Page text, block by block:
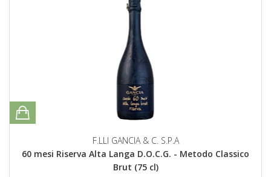
F.LLI GANCIA & C. S.P.A
60 mesi Riserva Alta Langa D.O.C.G. - Metodo Classico
Brut (75 cl)